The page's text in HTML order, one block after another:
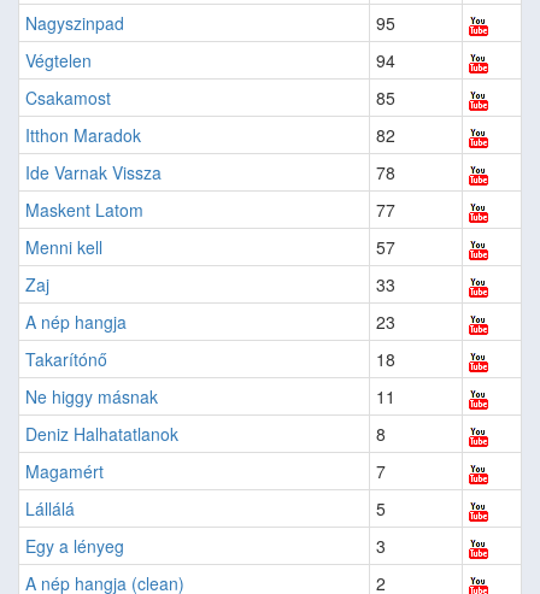
Nagyszinpad
95
Végtelen
94
Csakamost
85
Itthon Maradok
82
Ide Varnak Vissza
78
Maskent Latom
77
Menni kell
57
Zaj
33
A nép hangja
23
Takarítónő
18
Ne higgy másnak
11
Deniz Halhatatlanok
8
Magamért
7
Lállálá
5
Egy a lényeg
3
A nép hangja (clean)
2